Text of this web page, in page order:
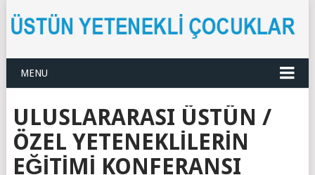
MENU
ULUSLARARASI ÜSTÜN /
ÖZEL YETENEKLILERIN
EĞITIMI KONFERANSI